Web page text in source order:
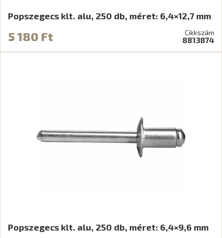
Popszegecs klt. alu, 250 db, méret: 6,4×12,7 mm
5 180 Ft Cikkszám
8813874
Popszegecs klt. alu, 250 db, méret: 6,4×9,6 mm